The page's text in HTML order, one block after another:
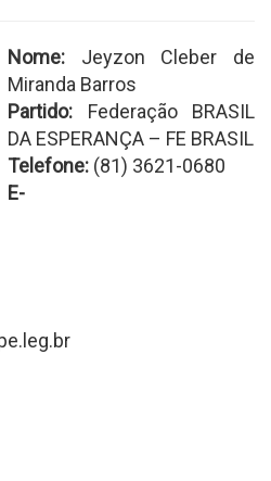
Nome: Jeyzon Cleber de
Miranda Barros
Partido: Federação BRASIL
DA ESPERANÇA – FE BRASIL
Telefone: (81) 3621-0680
E-